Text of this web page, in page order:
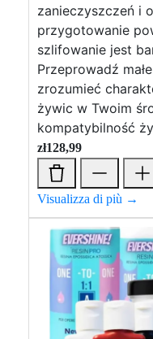
zanieczyszczeń i
przygotowanie
szlifowanie jest
Przeprowadź
zrozumieć
żywic w Twoim
kompatybilność
zł128,99
Visualizza di più →